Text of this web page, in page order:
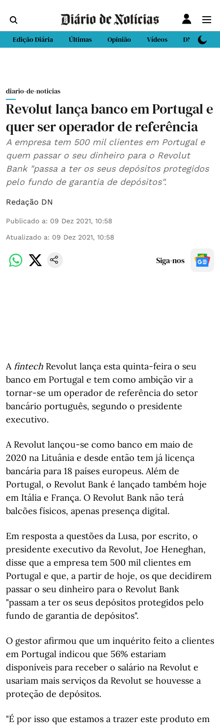
Edição Diária Últimas Opinião Vídeos DN Sport
diario-de-noticias
Revolut lança banco em Portugal e
quer ser operador de referência
A empresa tem 500 mil clientes em Portugal e
quem passar o seu dinheiro para o Revolut
Bank "passa a ter os seus depósitos protegidos
pelo fundo de garantia de depósitos".
Redação DN
Publicado a: 09 Dez 2021, 10:58
Atualizado a: 09 Dez 2021, 10:58
Siga-nos
A fintech Revolut lança esta quinta-feira o seu
banco em Portugal e tem como ambição vir a
tornar-se um operador de referência do setor
bancário português, segundo o presidente
executivo.
A Revolut lançou-se como banco em maio de
2020 na Lituânia e desde então tem já licença
bancária para 18 países europeus. Além de
Portugal, o Revolut Bank é lançado também hoje
em Itália e França. O Revolut Bank não terá
balcões físicos, apenas presença digital.
Em resposta a questões da Lusa, por escrito, o
presidente executivo da Revolut, Joe Heneghan,
disse que a empresa tem 500 mil clientes em
Portugal e que, a partir de hoje, os que decidirem
passar o seu dinheiro para o Revolut Bank
"passam a ter os seus depósitos protegidos pelo
fundo de garantia de depósitos".
O gestor afirmou que um inquérito feito a clientes
em Portugal indicou que 56% estariam
disponíveis para receber o salário na Revolut e
usariam mais serviços da Revolut se houvesse a
proteção de depósitos.
"É por isso que estamos a trazer este produto em